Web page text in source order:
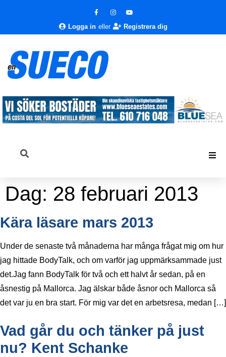
Logga in eller Registrera dig
Dag: 28 februari 2013
Kära läsare mars 2013
Under de senaste två månaderna har många frågat mig om hur
jag hittade BodyTalk, och om varför jag uppmärksammade just
det.Jag fann BodyTalk för två och ett halvt år sedan, på en
åsnestig på Mallorca. Jag älskar både åsnor och Mallorca så
det var ju en bra start. För mig var det en arbetsresa, medan […]
Vad går du och tänker på just
nu? Kent Schanke